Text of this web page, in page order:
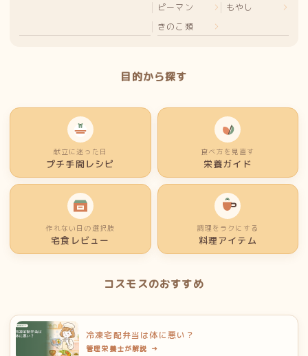
ピーマン
もやし
きのこ類
目的から探す
献立に迷った日
プチ手間レシピ
食べ方を見直す
栄養ガイド
作れない日の選択肢
宅食レビュー
調理をラクにする
料理アイテム
コスモスのおすすめ
冷凍宅配弁当は体に悪い？
管理栄養士が解説 →